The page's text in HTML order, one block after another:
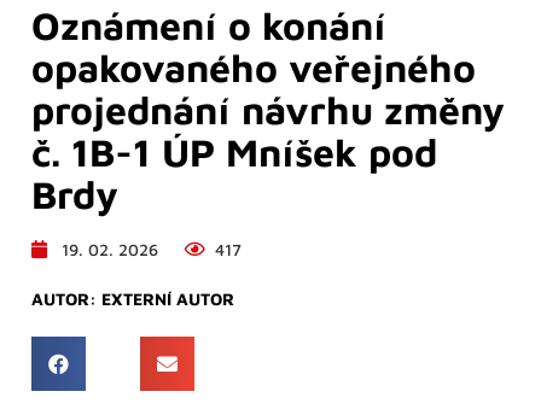
Oznámení o konání
opakovaného veřejného
projednání návrhu změny
č. 1B-1 ÚP Mníšek pod
Brdy
19. 02. 2026 417
AUTOR: EXTERNÍ AUTOR